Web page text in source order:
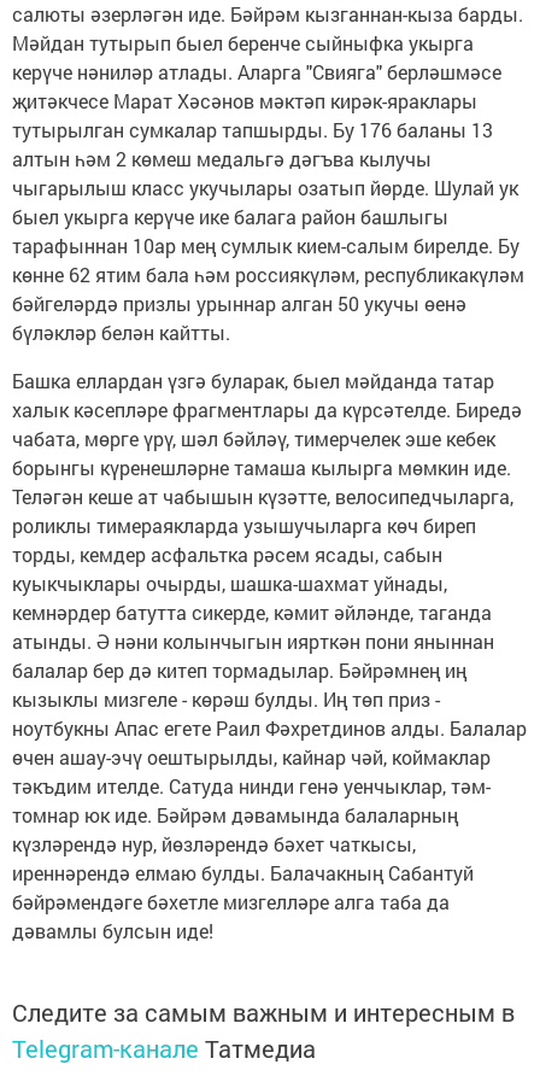
салюты әзерләгән иде. Бәйрәм кызганнан-кыза барды.
Мәйдан тутырып быел беренче сыйныфка укырга
керүче нәниләр атлады. Аларга "Свияга" берләшмәсе
җитәкчесе Марат Хәсәнов мәктәп кирәк-яраклары
тутырылган сумкалар тапшырды. Бу 176 баланы 13
алтын һәм 2 көмеш медальгә дәгъва кылучы
чыгарылыш класс укучылары озатып йөрде. Шулай ук
быел укырга керүче ике балага район башлыгы
тарафыннан 10ар мең сумлык кием-салым бирелде. Бу
көнне 62 ятим бала һәм россиякүләм, республикакүләм
бәйгеләрдә призлы урыннар алган 50 укучы өенә
бүләкләр белән кайтты.
Башка еллардан үзгә буларак, быел мәйданда татар
халык кәсепләре фрагментлары да күрсәтелде. Биредә
чабата, мөрге үрү, шәл бәйләү, тимерчелек эше кебек
борынгы күренешләрне тамаша кылырга мөмкин иде.
Теләгән кеше ат чабышын күзәтте, велосипедчыларга,
роликлы тимераякларда узышучыларга көч биреп
торды, кемдер асфальтка рәсем ясады, сабын
куыкчыклары очырды, шашка-шахмат уйнады,
кемнәрдер батутта сикерде, кәмит әйләнде, таганда
атынды. Ә нәни колынчыгын иярткән пони яныннан
балалар бер дә китеп тормадылар. Бәйрәмнең иң
кызыклы мизгеле - көрәш булды. Иң төп приз -
ноутбукны Апас егете Раил Фәхретдинов алды. Балалар
өчен ашау-эчү оештырылды, кайнар чәй, коймаклар
тәкъдим ителде. Сатуда нинди генә уенчыклар, тәм-
томнар юк иде. Бәйрәм дәвамында балаларның
күзләрендә нур, йөзләрендә бәхет чаткысы,
иреннәрендә елмаю булды. Балачакның Сабантуй
бәйрәмендәге бәхетле мизгелләре алга таба да
дәвамлы булсын иде!
Следите за самым важным и интересным в
Telegram-канале Татмедиа